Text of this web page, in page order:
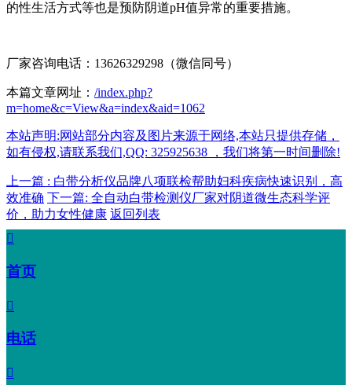
的性生活方式等也是预防阴道pH值异常的重要措施。
厂家咨询电话：13626329298（微信同号）
本篇文章网址： /index.php?
m=home&c=View&a=index&aid=1062
本站声明:网站部分内容及图片来源于网络,本站只提供存储，
如有侵权,请联系我们,QQ: 325925638 ，我们将第一时间删除!
上一篇 : 白带分析仪品牌八项联检帮助妇科疾病快速识别，高
效准确 下一篇: 全自动白带检测仪厂家对阴道微生态科学评
价，助力女性健康 返回列表

首页

电话
